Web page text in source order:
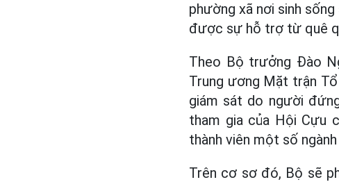
phường xã nơi sinh
được sự hỗ trợ từ quê
Theo Bộ trưởng Đào
Trung ương Mặt trận
giám sát do người
tham gia của Hội Cựu
thành viên một số
Trên cơ sơ đó, Bộ sẽ